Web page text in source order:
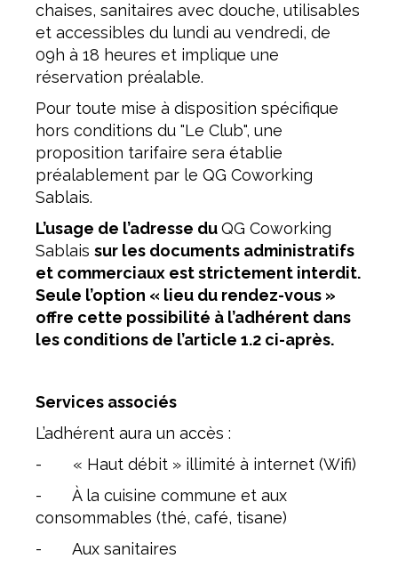
chaises, sanitaires avec douche, utilisables
et accessibles du lundi au vendredi, de
09h à 18 heures et implique une
réservation préalable.
Pour toute mise à disposition spécifique
hors conditions du "Le Club", une
proposition tarifaire sera établie
préalablement par le QG Coworking
Sablais.
L’usage de l’adresse duQG Coworking
Sablais sur les documents administratifs
et commerciaux est strictement interdit.
Seule l’option « lieu du rendez-vous »
offre cette possibilité à l’adhérent dans
les conditions de l’article 1.2 ci-après.
Services associés
L’adhérent aura un accès :
- « Haut débit » illimité à internet (Wifi)
- À la cuisine commune et aux
consommables (thé, café, tisane)
- Aux sanitaires